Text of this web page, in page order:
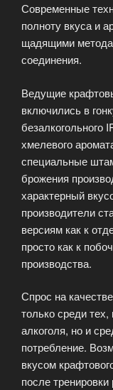
Современные
полноту вкуса и
щадящими
соединения.
Ведущие
включились в
безалкогольного
хмелевого
специальные
брожения
характерный
производители
версиям как к
просто как к
производства.
Спрос на
только среди
алкоголя, но и
потребление.
вкусом
после